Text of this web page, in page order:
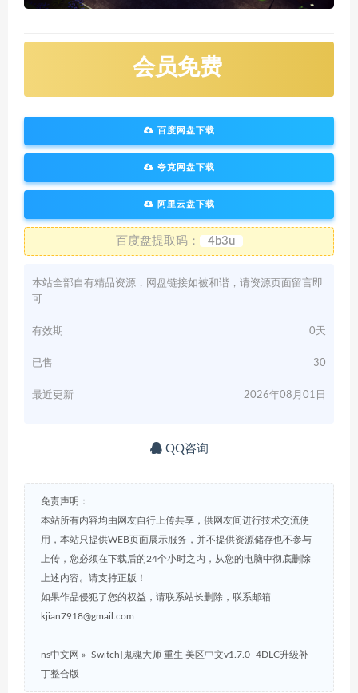
会员免费
百度网盘下载
夸克网盘下载
阿里云盘下载
百度盘提取码： 4b3u
本站全部自有精品资源，网盘链接如被和谐，请资源页面留言即
可
有效期 0天
已售 30
最近更新 2026年08月01日
QQ咨询
免责声明：
本站所有内容均由网友自行上传共享，供网友间进行技术交流使
用，本站只提供WEB页面展示服务，并不提供资源储存也不参与
上传，您必须在下载后的24个小时之内，从您的电脑中彻底删除
上述内容。请支持正版！
如果作品侵犯了您的权益，请联系站长删除，联系邮箱
kjian7918@gmail.com
ns中文网 » [Switch]鬼魂大师 重生 美区中文v1.7.0+4DLC升级补
丁整合版